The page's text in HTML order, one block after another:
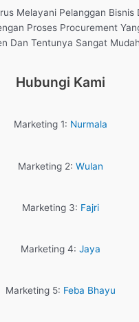
Melayani Pelanggan Bisnis
Proses Procurement
Dan Tentunya Sangat
Hubungi Kami
Marketing 1: Nurmala
Marketing 2: Wulan
Marketing 3: Fajri
Marketing 4: Jaya
Marketing 5: Feba Bhayu